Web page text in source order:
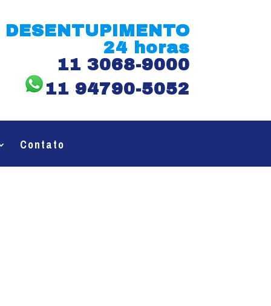
DESENTUPIMENTO
24 horas
11 3068-9000
11 94790-5052
Contato